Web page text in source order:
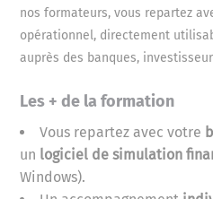
nos formateurs, vous repartez
opérationnel, directement
auprès des banques,
Les + de la formation
Vous repartez avec votre
un logiciel de simulation
Windows).